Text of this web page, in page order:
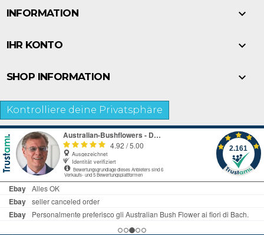
INFORMATION 
IHR KONTO 
SHOP INFORMATION 
Kontrolliere deine Privatsphäre